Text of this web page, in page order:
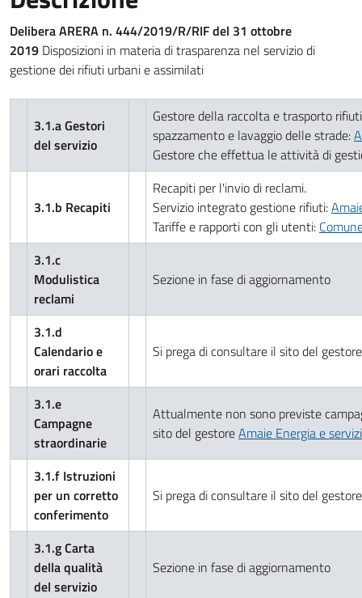
Delibera ARERA n. 444/2019/R/RIF del 31 ottobre
2019 Disposizioni in materia di trasparenza nel servizio di
gestione dei rifiuti urbani e assimilati
3.1.a Gestori
del servizio
Gestore della raccolta e trasporto
spazzamento e lavaggio delle strade:
Gestore che effettua le attività di
3.1.b Recapiti
Recapiti per l'invio di reclami.
Servizio integrato gestione rifiuti:
Tariffe e rapporti con gli utenti:
3.1.c
Modulistica
reclami
Sezione in fase di aggiornamento
3.1.d
Calendario e
orari raccolta
Si prega di consultare il sito del
3.1.e
Campagne
straordinarie
Attualmente non sono previste
sito del gestoreAmaie Energia e
3.1.f Istruzioni
per un corretto
conferimento
Si prega di consultare il sito del
3.1.g Carta
della qualità
del servizio
Sezione in fase di aggiornamento